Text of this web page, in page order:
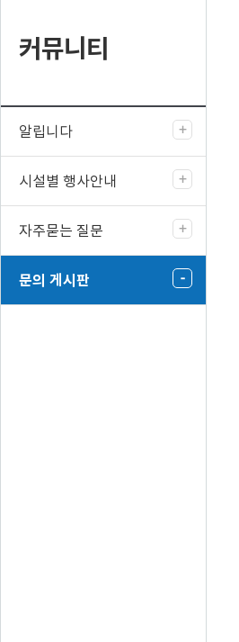
커뮤니티
알립니다
시설별 행사안내
자주묻는 질문
문의 게시판